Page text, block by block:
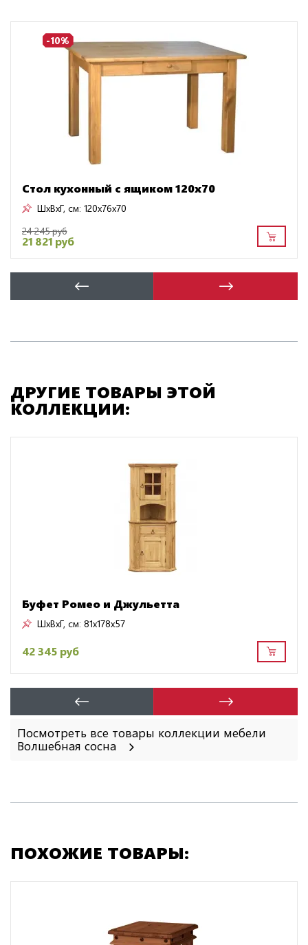
-10%
Стол кухонный с ящиком 120х70
ШxВxГ, см: 120x76x70
24 245 руб
21 821 руб
ДРУГИЕ ТОВАРЫ ЭТОЙ
КОЛЛЕКЦИИ:
Буфет Ромео и Джульетта
ШxВxГ, см: 81x178x57
42 345 руб
Посмотреть все товары коллекции мебели
Волшебная сосна
ПОХОЖИЕ ТОВАРЫ: